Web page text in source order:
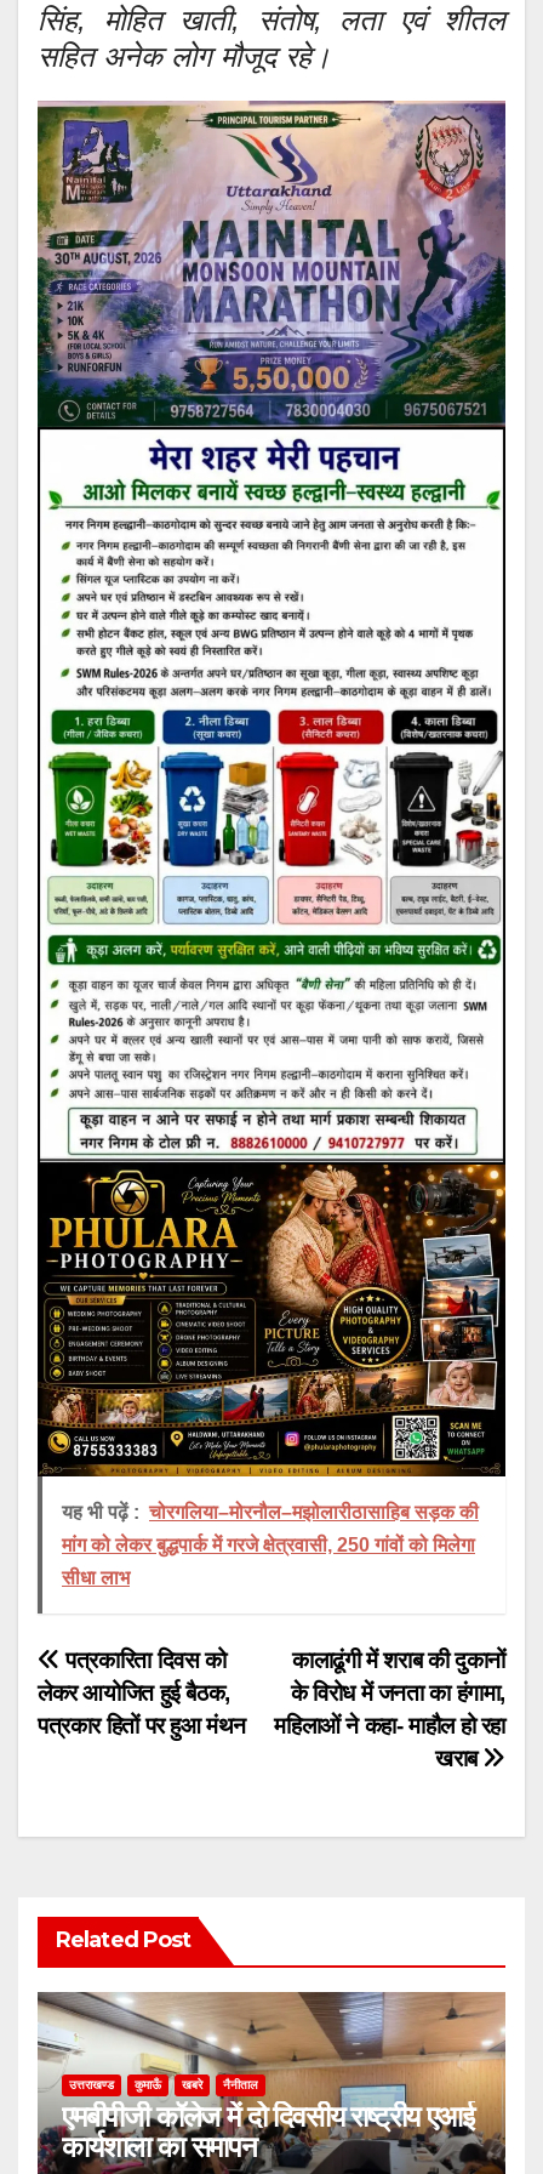
सिंह, मोहित खाती, संतोष, लता एवं शीतल
सहित अनेक लोग मौजूद रहे।
यह भी पढ़ें : चोरगलिया–मोरनौल–मझोलारीठासाहिब सड़क की
मांग को लेकर बुद्धपार्क में गरजे क्षेत्रवासी, 250 गांवों को मिलेगा
सीधा लाभ
Post
navigation
कालाढूंगी में शराब की दुकानों
के विरोध में जनता का हंगामा,
महिलाओं ने कहा- माहौल हो रहा
खराब
पत्रकारिता दिवस को
लेकर आयोजित हुई बैठक,
पत्रकार हितों पर हुआ मंथन
Related Post
उत्तराखण्ड कुमाऊँ खबरे नैनीताल
एमबीपीजी कॉलेज में दो दिवसीय राष्ट्रीय एआई
कार्यशाला का समापन